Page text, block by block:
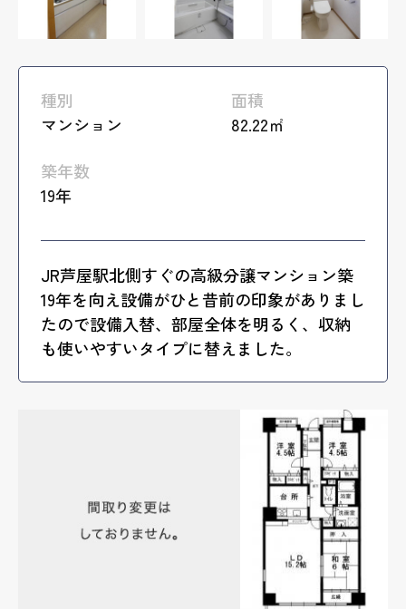
種別
マンション
面積
82.22㎡
築年数
19年
JR芦屋駅北側すぐの高級分譲マンション築
19年を向え設備がひと昔前の印象がありまし
たので設備入替、部屋全体を明るく、収納
も使いやすいタイプに替えました。